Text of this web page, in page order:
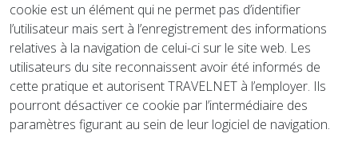
cookie est un élément qui ne permet pas d’identifier
l’utilisateur mais sert à l’enregistrement des informations
relatives à la navigation de celui-ci sur le site web. Les
utilisateurs du site reconnaissent avoir été informés de
cette pratique et autorisent TRAVELNET à l’employer. Ils
pourront désactiver ce cookie par l’intermédiaire des
paramètres figurant au sein de leur logiciel de navigation.